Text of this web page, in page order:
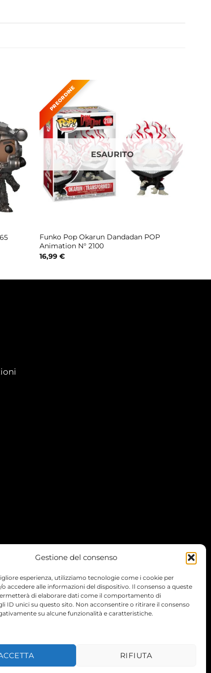
Gestione del consenso
esperienza, utilizziamo tecnologie come i cookie per
accedere alle informazioni del dispositivo. Il consenso a queste
di elaborare dati come il comportamento di
ID unici su questo sito. Non acconsentire o ritirare il consenso
su alcune funzionalità e caratteristiche.
RIFIUTA
ESAURITO
Funko Pop Okarun Dandadan POP
Animation N° 2100
16,99 €